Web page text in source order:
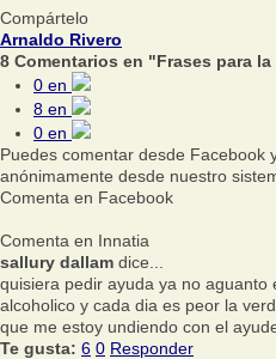
Compártelo
Arnaldo Rivero
8 Comentarios en "Frases para
0 en
8 en
0 en
Puedes comentar desde Facebook
anónimamente desde nuestro
Comenta en Facebook
Comenta en Innatia
sallury dallam dice...
quisiera pedir ayuda ya no aguanto
alcoholico y cada dia es peor la
que me estoy undiendo con el
Te gusta: 6 0 Responder